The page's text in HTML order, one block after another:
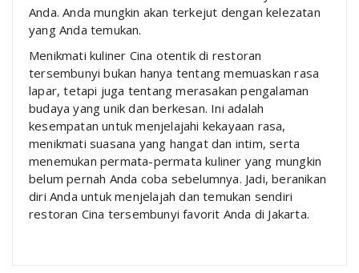
Anda. Anda mungkin akan terkejut dengan kelezatan
yang Anda temukan.
Menikmati kuliner Cina otentik di restoran
tersembunyi bukan hanya tentang memuaskan rasa
lapar, tetapi juga tentang merasakan pengalaman
budaya yang unik dan berkesan. Ini adalah
kesempatan untuk menjelajahi kekayaan rasa,
menikmati suasana yang hangat dan intim, serta
menemukan permata-permata kuliner yang mungkin
belum pernah Anda coba sebelumnya. Jadi, beranikan
diri Anda untuk menjelajah dan temukan sendiri
restoran Cina tersembunyi favorit Anda di Jakarta.